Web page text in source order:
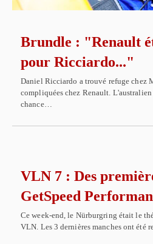
Brundle : "Renault
pour Ricciardo..."
Daniel Ricciardo a trouvé refuge chez
compliquées chez Renault. L'australien
chance…
VLN 7 : Des
GetSpeed
Ce week-end, le Nürburgring était le
VLN. Les 3 dernières manches ont été